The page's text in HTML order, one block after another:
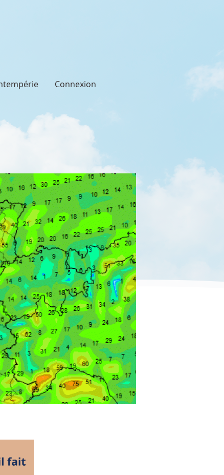
Connexion